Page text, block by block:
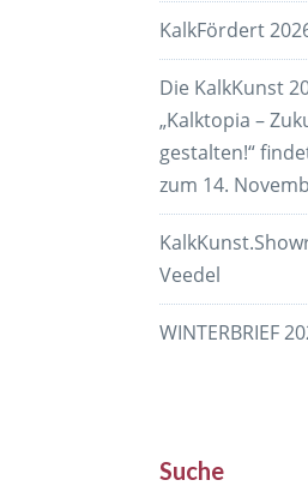
KalkFördert
Die KalkKunst
„Kalktopia –
gestalten!“
zum 14.
Veedel
WINTERBRIEF
Suche